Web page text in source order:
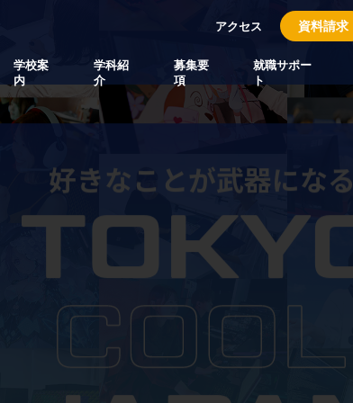
アクセス 資料請求
学校案
内
学科紹
介
募集要
項
就職サポー
ト
好きなことが武器になる